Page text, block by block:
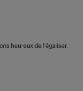
heureux de l’égaliser.